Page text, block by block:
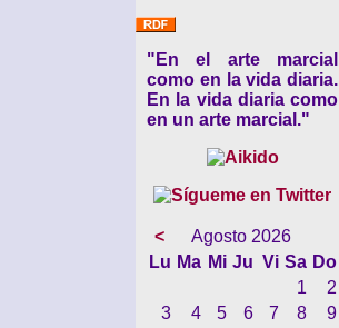
"En el arte marcial
como en la vida diaria.
En la vida diaria como
en un arte marcial."
<
Agosto 2026
Lu Ma Mi Ju Vi Sa Do
1
2
3
4 5 6 7 8
9